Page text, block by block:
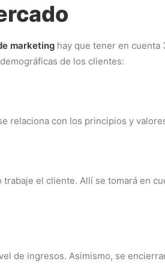
marketing hay que tener en cuenta
de los clientes:
relaciona con los principios y
el cliente. Allí se tomará en
de ingresos. Asimismo, se